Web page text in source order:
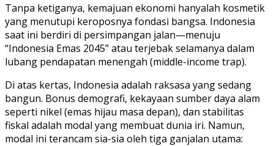
​Tanpa ketiganya, kemajuan ekonomi hanyalah kosmetik
yang menutupi keroposnya fondasi bangsa. Indonesia
saat ini berdiri di persimpangan jalan—menuju
“Indonesia Emas 2045” atau terjebak selamanya dalam
lubang pendapatan menengah (middle-income trap).
​Di atas kertas, Indonesia adalah raksasa yang sedang
bangun. Bonus demografi, kekayaan sumber daya alam
seperti nikel (emas hijau masa depan), dan stabilitas
fiskal adalah modal yang membuat dunia iri. Namun,
modal ini terancam sia-sia oleh tiga ganjalan utama: